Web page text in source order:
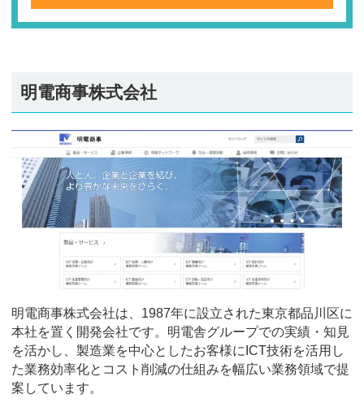
明電商事株式会社
明電商事株式会社は、1987年に設立された東京都品川区に
本社を置く開発会社です。明電舎グループでの実績・知見
を活かし、製造業を中心としたお客様にICT技術を活用し
た業務効率化とコスト削減の仕組みを幅広い業務領域で提
案しています。